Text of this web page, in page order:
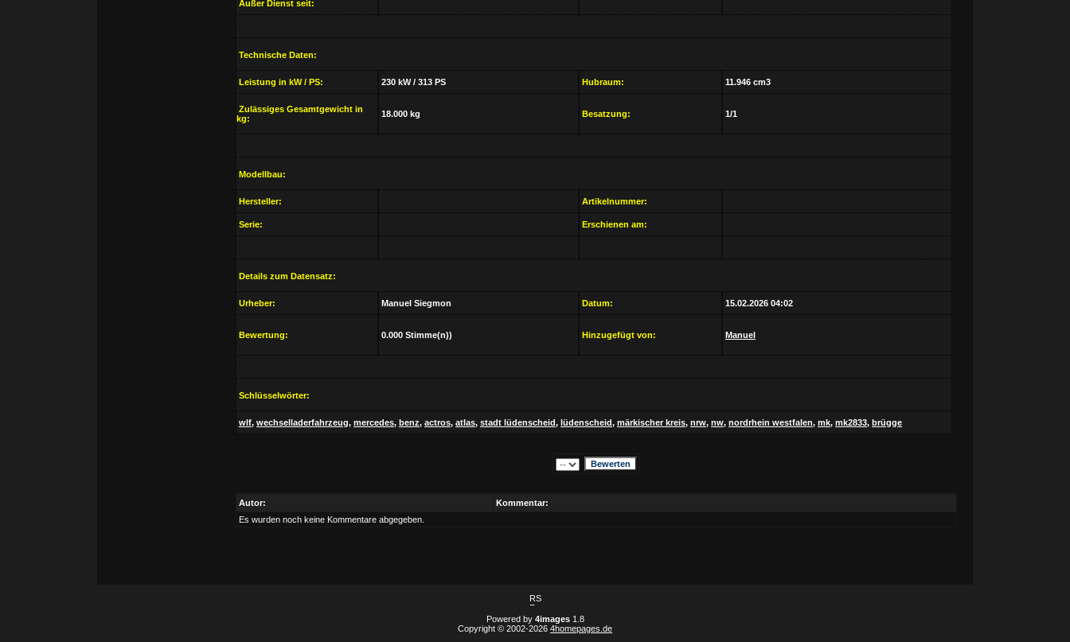
Außer Dienst seit:
Technische Daten:
Leistung in kW / PS: 230 kW / 313 PS Hubraum: 11.946 cm3
Zulässiges Gesamtgewicht in
kg:
18.000 kg Besatzung: 1/1
Modellbau:
Hersteller: Artikelnummer:
Serie: Erschienen am:
Details zum Datensatz:
Urheber: Manuel Siegmon Datum: 15.02.2026 04:02
Bewertung: 0.000 Stimme(n)) Hinzugefügt von: Manuel
Schlüsselwörter:
wlf, wechselladerfahrzeug, mercedes, benz, actros, atlas, stadt lüdenscheid, lüdenscheid, märkischer kreis, nrw, nw, nordrhein westfalen, mk, mk2833, brügge
Autor:
Kommentar:
Es wurden noch keine Kommentare abgegeben.
Powered by 4images1.8
Copyright © 2002-2026 4homepages.de